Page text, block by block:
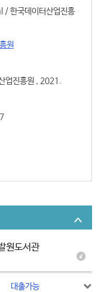
한국데이터산업진흥
원
업진흥원 , 2021.
원도서관
대출가능